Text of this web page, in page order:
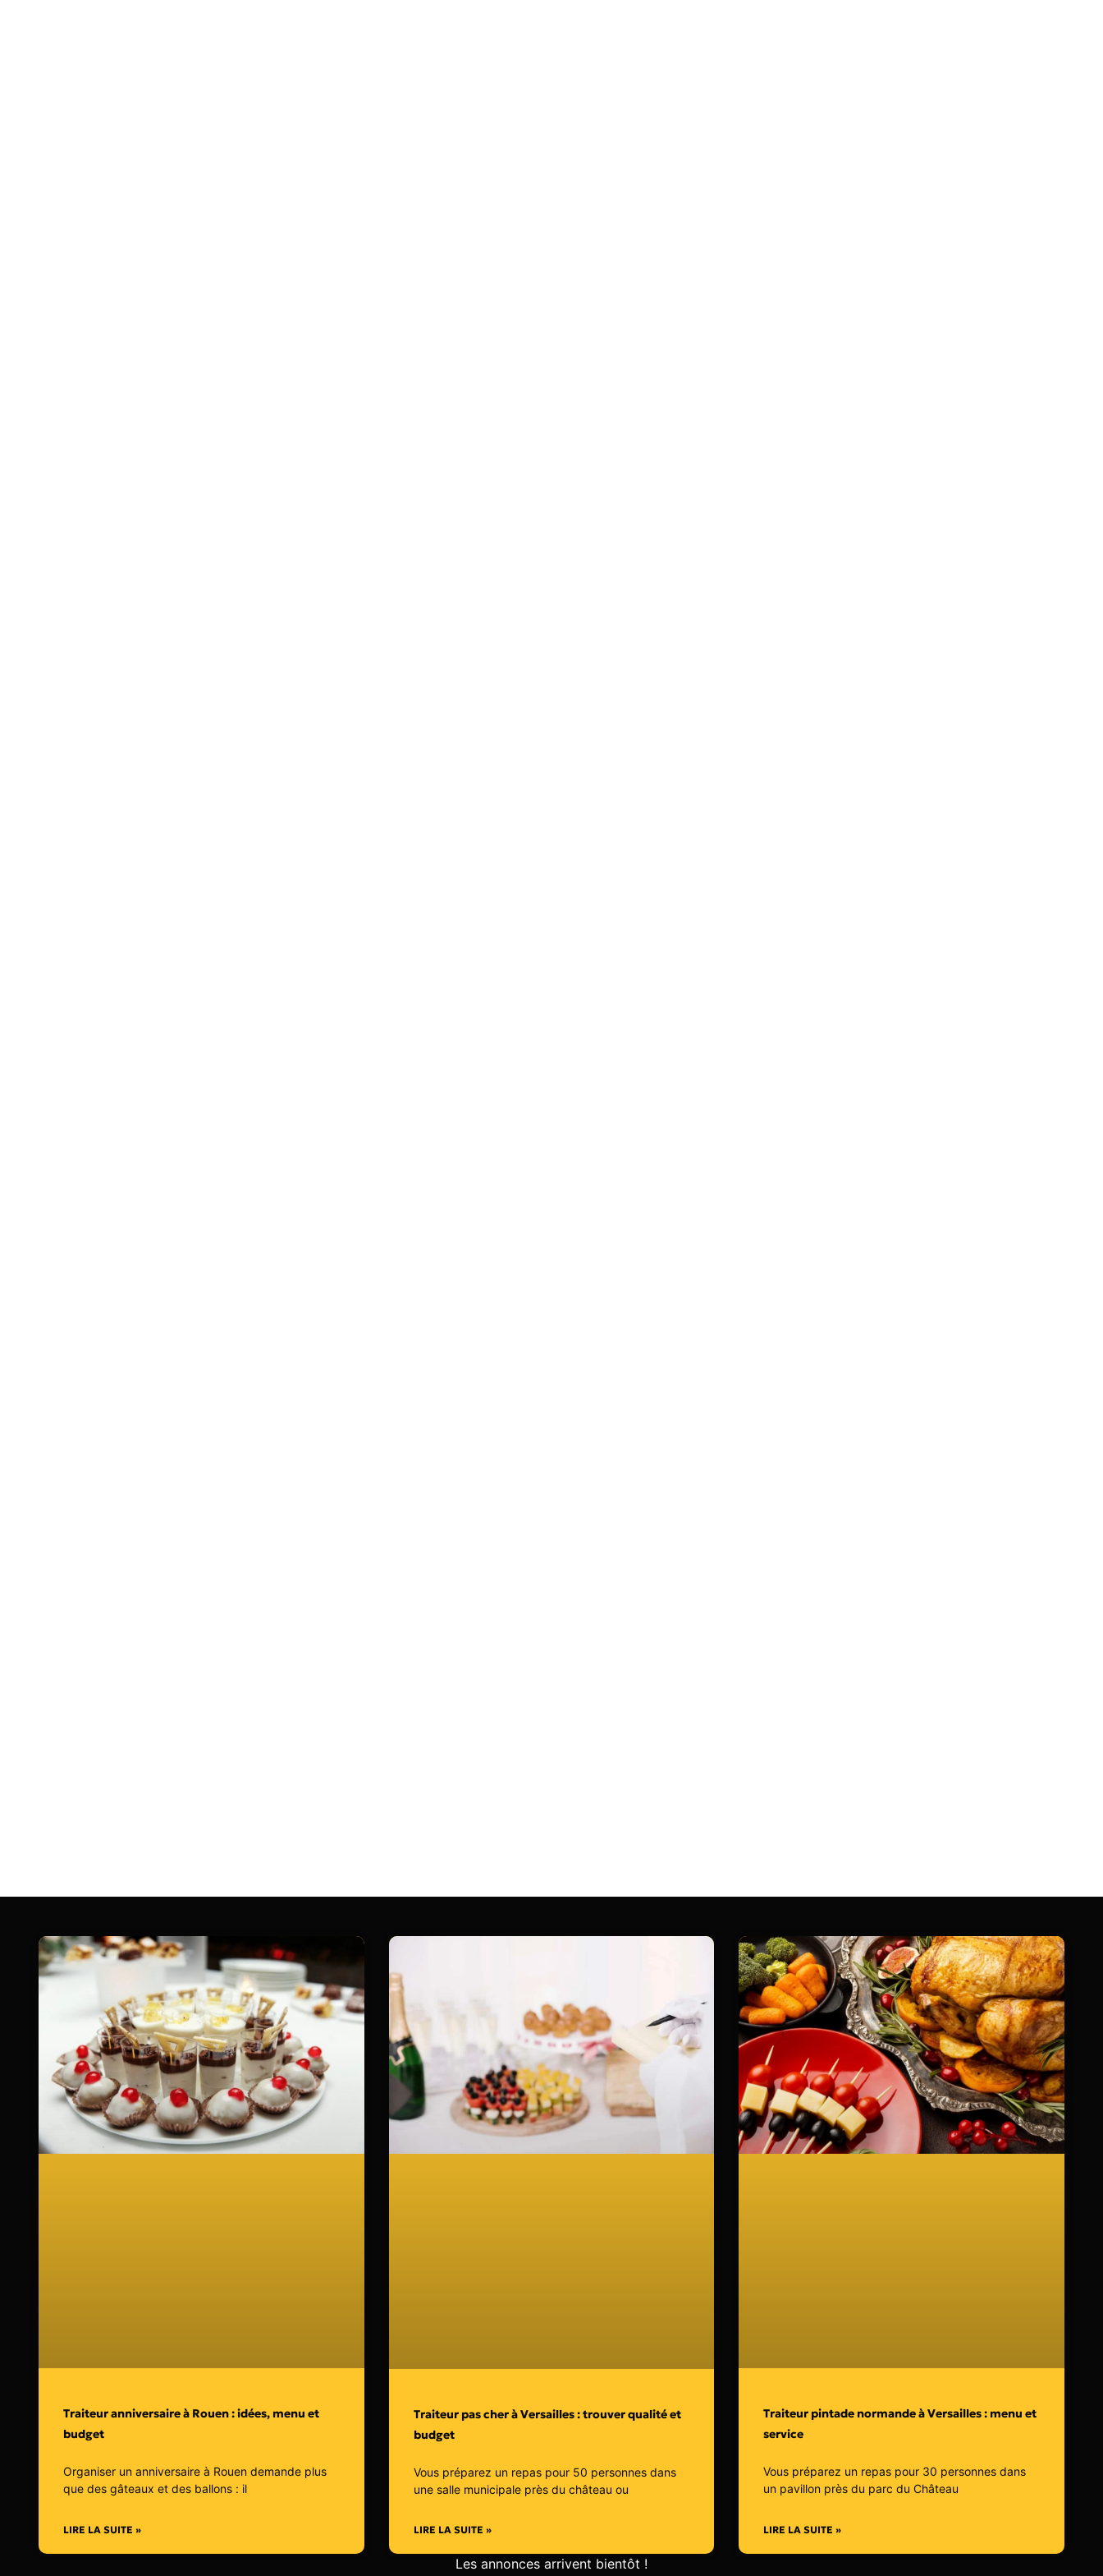
Traiteur anniversaire à Rouen : idées, menu et
budget
Organiser un anniversaire à Rouen demande plus
que des gâteaux et des ballons : il
LIRE LA SUITE »
Traiteur pas cher à Versailles : trouver qualité et
budget
Vous préparez un repas pour 50 personnes dans
une salle municipale près du château ou
LIRE LA SUITE »
Traiteur pintade normande à Versailles : menu et
service
Vous préparez un repas pour 30 personnes dans
un pavillon près du parc du Château
LIRE LA SUITE »
Les annonces arrivent bientôt !